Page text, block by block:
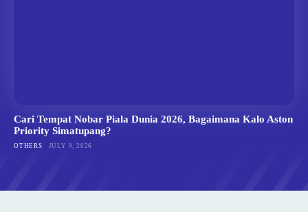
Cari Tempat Nobar Piala Dunia 2026, Bagaimana Kalo Aston
Priority Simatupang?
OTHERS JULY 9, 2026